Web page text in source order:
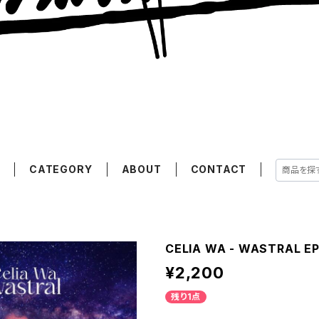
CATEGORY ABOUT CONTACT
CELIA WA - WASTRAL EP
¥2,200
残り1点